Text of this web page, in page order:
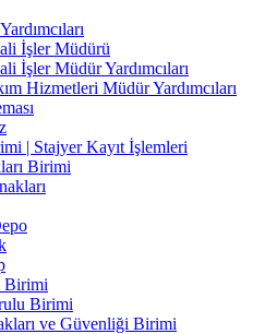
İşler Müdürü
İşler Müdür Yardımcıları
Hizmetleri Müdür Yardımcıları
| Stajyer Kayıt İşlemleri
Birimi
Birimi
Birimi
ve Güvenliği Birimi